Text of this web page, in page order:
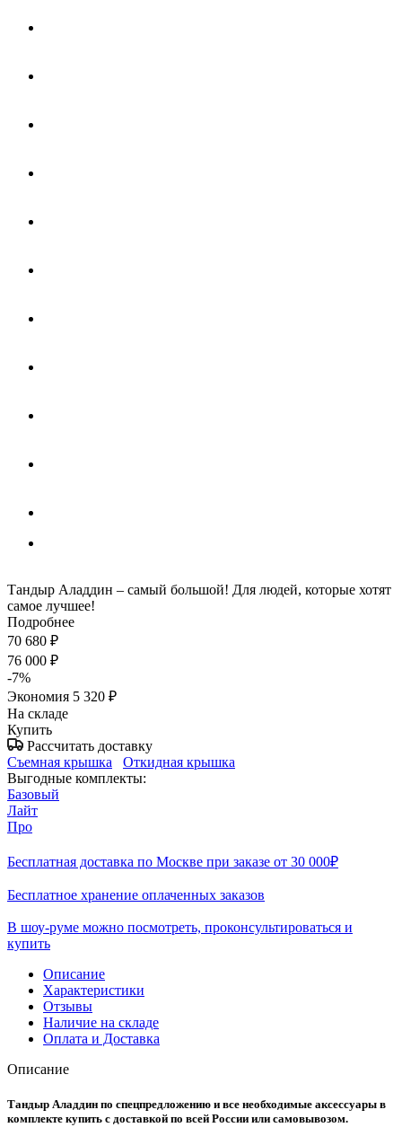
Тандыр Аладдин – самый большой! Для людей, которые хотят
самое лучшее!
Подробнее
70 680 ₽
76 000 ₽
-7%
Экономия 5 320 ₽
На складе
Купить
Рассчитать доставку
Съемная крышка
Откидная крышка
Выгодные комплекты:
Базовый
Лайт
Про
Бесплатная доставка по Москве при заказе от 30 000₽
Бесплатное хранение оплаченных заказов
В шоу-руме можно посмотреть, проконсультироваться и
купить
Описание
Характеристики
Отзывы
Наличие на складе
Оплата и Доставка
Описание
Тандыр Аладдин по спецпредложению и все необходимые аксессуары в
комплекте купить с доставкой по всей России или самовывозом.